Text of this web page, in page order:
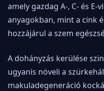
amely gazdag A-, C- és
anyagokban, mint a cink
hozzájárul a szem
A dohányzás kerülése
ugyanis növeli a
makuladegeneráció